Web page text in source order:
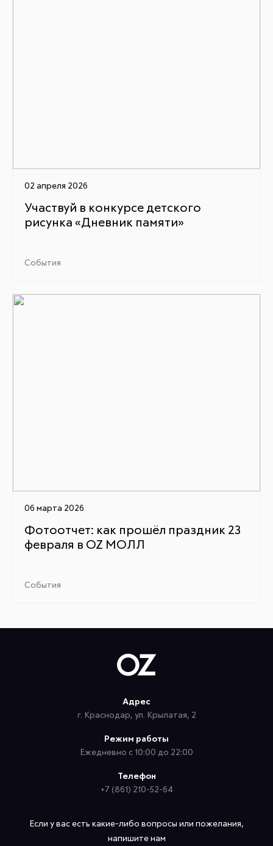
02 апреля 2026
Участвуй в конкурсе детского
рисунка «Дневник памяти»
События
06 марта 2026
Фотоотчет: как прошёл праздник 23
февраля в OZ МОЛЛ
События
Адрес
г. Краснодар, ул. Крылатая, 2
Режим работы
Ежедневно с 10:00 до 22:00
Телефон
+7 (861) 210-52-64
Если у вас есть какие-либо вопросы или пожелания,
напишите нам